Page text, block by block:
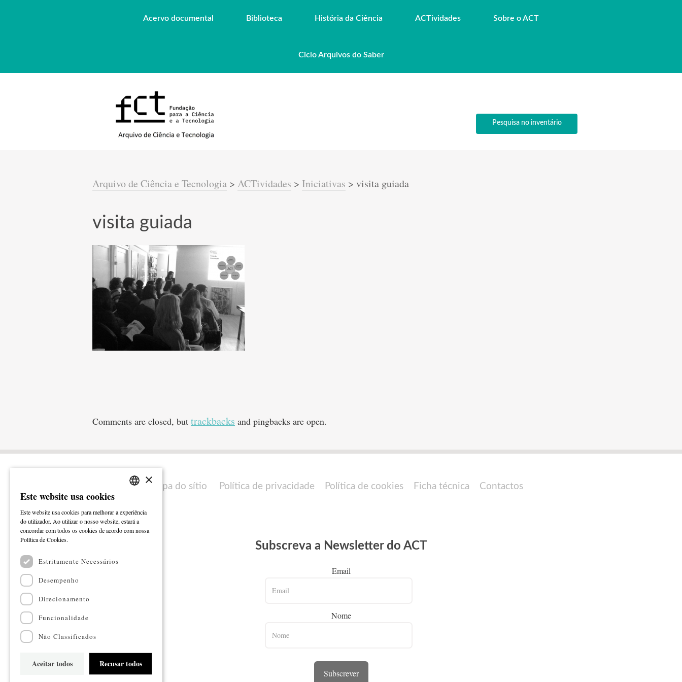
Acervo documental Biblioteca História da Ciência ACTividades Sobre o ACT
Ciclo Arquivos do Saber
Pesquisa no inventário
Arquivo de Ciência e Tecnologia > ACTividades > Iniciativas > visita guiada
visita guiada
Comments are closed, but trackbacks and pingbacks are open.
Mapa do sítio Política de privacidade Política de cookies Ficha técnica Contactos
Subscreva a Newsletter do ACT
Email
Nome
Subscrever
ENGLISH
×
Este website usa cookies
Este website usa cookies para melhorar a experiência
do utilizador. Ao utilizar o nosso website, estará a
concordar com todos os cookies de acordo com nossa
Política de Cookies.
Estritamente Necessários
Desempenho
Direcionamento
Funcionalidade
Não Classificados
Aceitar todos Recusar todos